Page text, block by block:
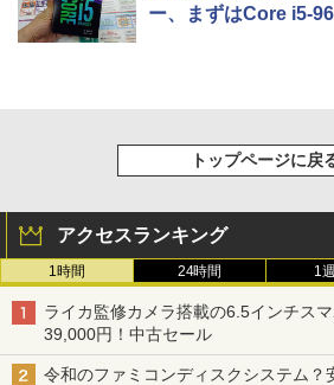
ー、まずはCore i5-
トップページに戻
アクセスランキング
1時間 24時間 1
ライカ監修カメラ搭載の6.5インチス
39,000円！中古セール
令和のファミコンディスクシステム？